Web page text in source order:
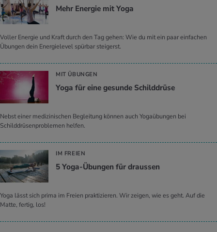
Mehr En­er­gie mit Yoga
Voller Energie und Kraft durch den Tag gehen: Wie du mit ein paar einfachen
Übungen dein Energielevel spürbar steigerst.
MIT ÜBUNGEN
Yoga für eine ge­sun­de Schild­drü­se
Nebst einer medizinischen Begleitung können auch Yogaübungen bei
Schilddrüsenproblemen helfen.
IM FREIEN
5 Yoga-Übun­gen für draus­sen
Yoga lässt sich prima im Freien praktizieren. Wir zeigen, wie es geht. Auf die
Matte, fertig, los!